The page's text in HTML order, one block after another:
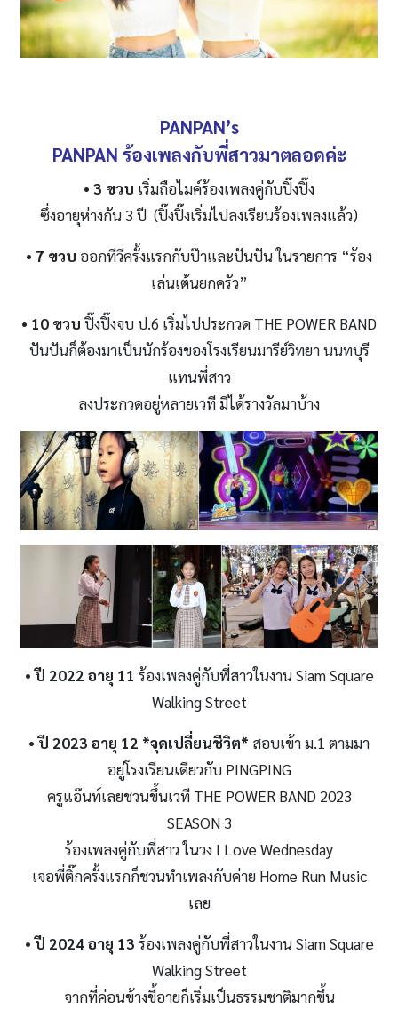
PANPAN’s
PANPAN ร้องเพลงกับพี่สาวมาตลอดค่ะ
• 3 ขวบ เริ่มถือไมค์ร้องเพลงคู่กับปิ๊งปิ๊ง
ซึ่งอายุห่างกัน 3 ปี (ปิ๊งปิ๊งเริ่มไปลงเรียนร้องเพลงแล้ว)
• 7 ขวบ ออกทีวีครั้งแรกกับป๊าและปันปัน ในรายการ “ร้อง
เล่นเต้นยกครัว”
• 10 ขวบ ปิ๊งปิ๊งจบ ป.6 เริ่มไปประกวด THE POWER BAND
ปันปันก็ต้องมาเป็นนักร้องของโรงเรียนมารีย์วิทยา นนทบุรี
แทนพี่สาว
ลงประกวดอยู่หลายเวที มีได้รางวัลมาบ้าง
• ปี 2022 อายุ 11 ร้องเพลงคู่กับพี่สาวในงาน Siam Square
Walking Street
• ปี 2023 อายุ 12 *จุดเปลี่ยนชีวิต* สอบเข้า ม.1 ตามมา
อยู่โรงเรียนเดียวกับ PINGPING
ครูแอ๊นท์เลยชวนขึ้นเวที THE POWER BAND 2023
SEASON 3
ร้องเพลงคู่กับพี่สาว ในวง I Love Wednesday
เจอพี่ติ๊กครั้งแรกก็ชวนทำเพลงกับค่าย Home Run Music
เลย
• ปี 2024 อายุ 13 ร้องเพลงคู่กับพี่สาวในงาน Siam Square
Walking Street
จากที่ค่อนข้างขี้อายก็เริ่มเป็นธรรมชาติมากขึ้น